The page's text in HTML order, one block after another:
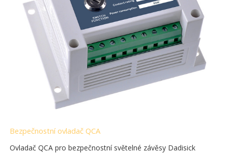
Bezpečnostní ovladač QCA
Ovladač QCA pro bezpečnostní světelné závěsy Dadisick